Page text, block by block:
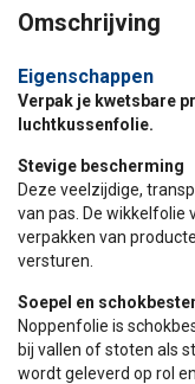
Omschrijving
Eigenschappen
Verpak je kwetsbare
luchtkussenfolie.
Stevige bescherming
Deze veelzijdige,
van pas. De wikkelfolie
verpakken van
versturen.
Soepel en
Noppenfolie is
bij vallen of stoten als
wordt geleverd op rol